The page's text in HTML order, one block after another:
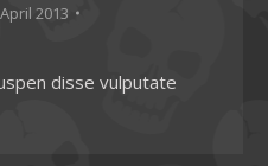
2013
disse vulputate